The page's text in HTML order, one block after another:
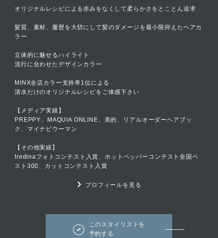
オリジナルレシピによる赤みをなくして柔らかさをとことん追求
髪質、素材、履歴を大切にして髪のダメージを最小限抑えたヘアカ
ラー
立体的に魅せるハイライト
流行に合わせたデザインカラー
MINX全店カラー支持率1位による
清水だけのオリジナルレシピをご体感下さい
【メディア実績】
PREPPY、MAQUIA ONLINE、美的、リアルオーダーヘアブッ
ク、マイナビウーマン
【その他実績】
tredinaフォトコンテスト入賞、ホットペッパーコンテスト全国ベ
スト300、カットコンテスト入賞
プロフィールを見る
このスタイリストを
予約する